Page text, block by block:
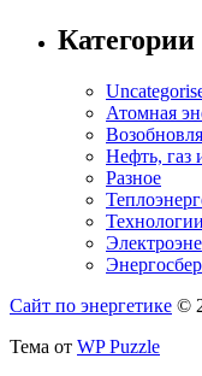
Категории
Атомная
Нефть, газ
Разное
Сайт по энергетике ©
Тема от WP Puzzle